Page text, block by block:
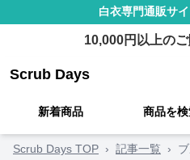
白衣専門通販サイ
10,000円以上の
Scrub Days
新着商品 商品を
Scrub Days TOP › 記事一覧 ›